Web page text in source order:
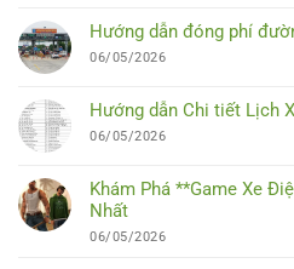
Hướng dẫn đóng phí
06/05/2026
Hướng dẫn Chi tiết Lịch
06/05/2026
Khám Phá **Game Xe
Nhất
06/05/2026